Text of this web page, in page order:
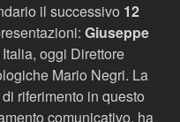
il successivo 12
Giuseppe
oggi Direttore
Mario Negri. La
riferimento in questo
comunicativo, ha